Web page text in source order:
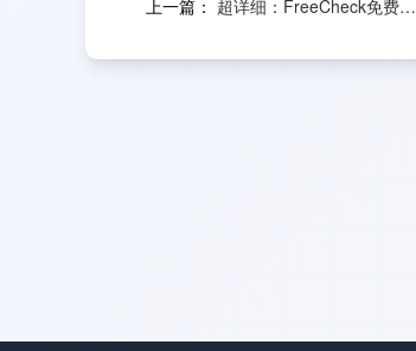
上一篇： 超详细：FreeCheck免费查重使用方法介绍！